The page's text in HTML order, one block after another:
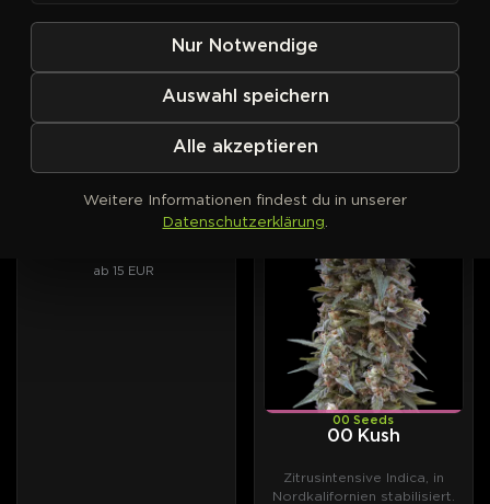
gereiftem Käse, im
Automatic-Format.
anhaltende Entspannung.
ab 15 EUR
00 Kush Auto
Seeds, jetzt selbstblühend.
ab 15 EUR
00 Seeds
00 Kush
Zitrusintensive Indica, in
Nordkalifornien stabilisiert.
Nur Notwendige
Auswahl speichern
Alle akzeptieren
Weitere Informationen findest du in unserer
Datenschutzerklärung